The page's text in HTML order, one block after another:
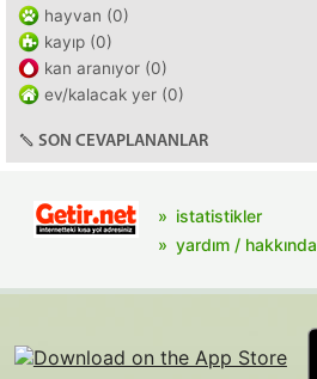
hayvan (0)
kayıp (0)
kan aranıyor (0)
ev/kalacak yer (0)
SON CEVAPLANANLAR
istatistikler
yardım / hakkında